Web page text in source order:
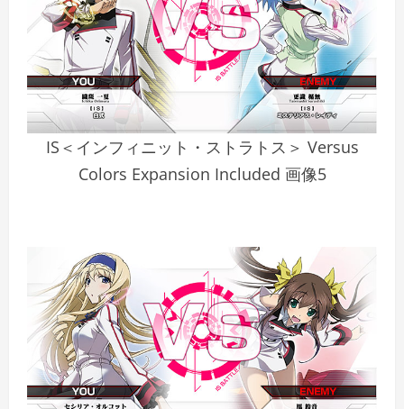
IS＜インフィニット・ストラトス＞ Versus
Colors Expansion Included 画像5